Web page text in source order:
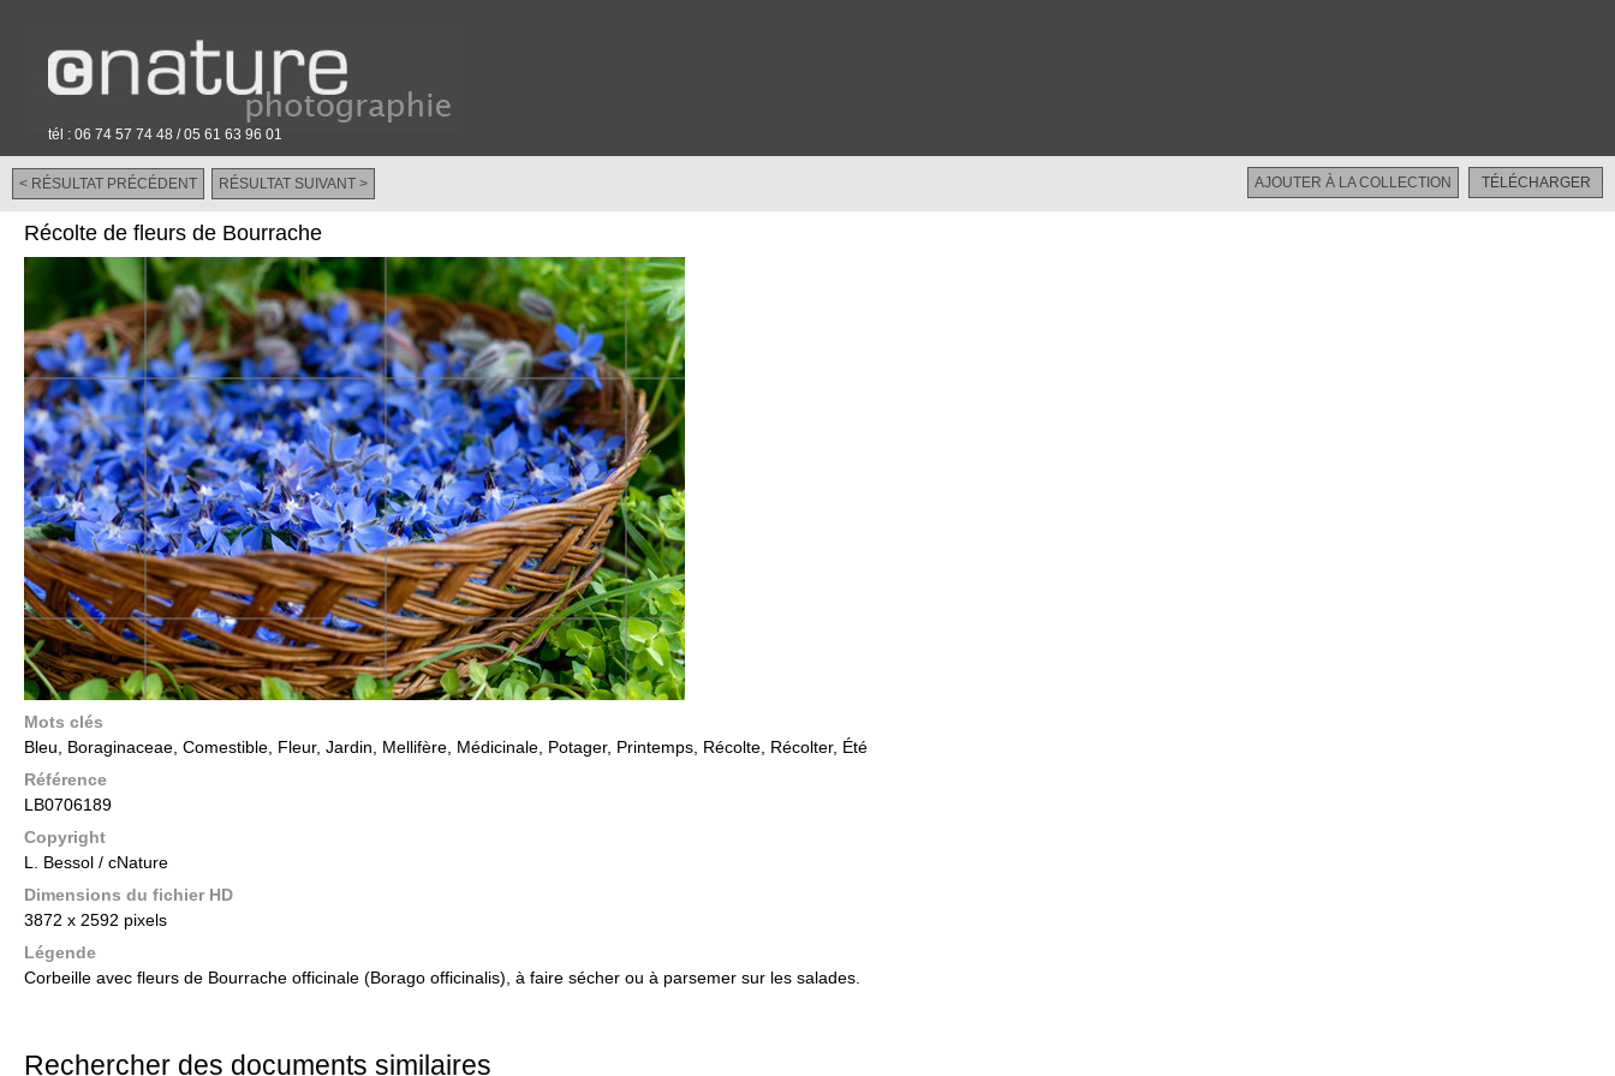
tél : 06 74 57 74 48 / 05 61 63 96 01
< RÉSULTAT PRÉCÉDENT RÉSULTAT SUIVANT >
-
Récolte de fleurs de Bourrache
Mots clés
Bleu, Boraginaceae, Comestible, Fleur, Jardin, Mellifère, Médicinale, Potager, Printemps, Récolte, Récolter, Été
Référence
LB0706189
Copyright
L. Bessol / cNature
Dimensions du fichier HD
3872 x 2592 pixels
Légende
Corbeille avec fleurs de Bourrache officinale (Borago officinalis), à faire sécher ou à parsemer sur les salades.
Rechercher des documents similaires
Restreint
TÉLÉCHARGER
AJOUTER À LA COLLECTION